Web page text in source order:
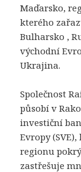
Maďarsko,
kterého
Bulharsko ,
východní
Ukrajina.
Společnost
působí v
investiční
Evropy
regionu
zastřešuje